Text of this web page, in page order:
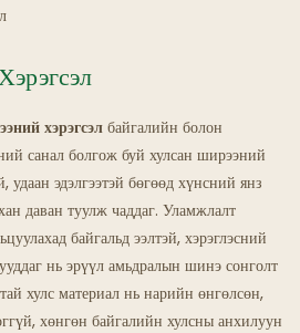
Газар
хэрэгсэл байгалийн болон
санал болгож буй хулсан ширээний
удаан эдэлгээтэй бөгөөд хүнсний янз
даван туулж чаддаг. Уламжлалт
байгальд ээлтэй, хэрэглэсний
нь эрүүл амьдралын шинэ сонголт
хулс материал нь нарийн өнгөлсөн,
хөнгөн байгалийн хулсны анхилуун